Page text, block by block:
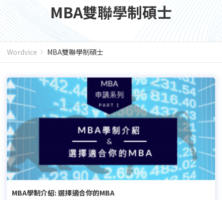
MBA雙聯學制碩士
Wordvice MBA雙聯學制碩士
MBA學制介紹: 選擇適合你的MBA